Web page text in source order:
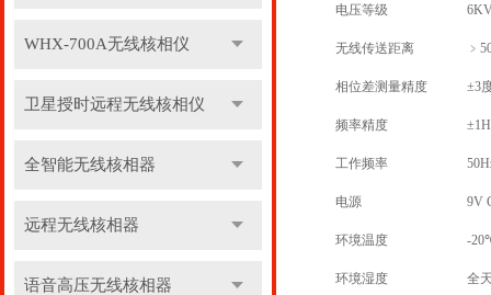
WHX-700A无线核相仪
卫星授时远程无线核相仪
全智能无线核相器
远程无线核相器
语音高压无线核相器
电压等级
无线传送距离 ﹥
相位差测量精度 ±3
频率精度 ±
工作频率
电源 9V
环境温度 -
环境湿度 全